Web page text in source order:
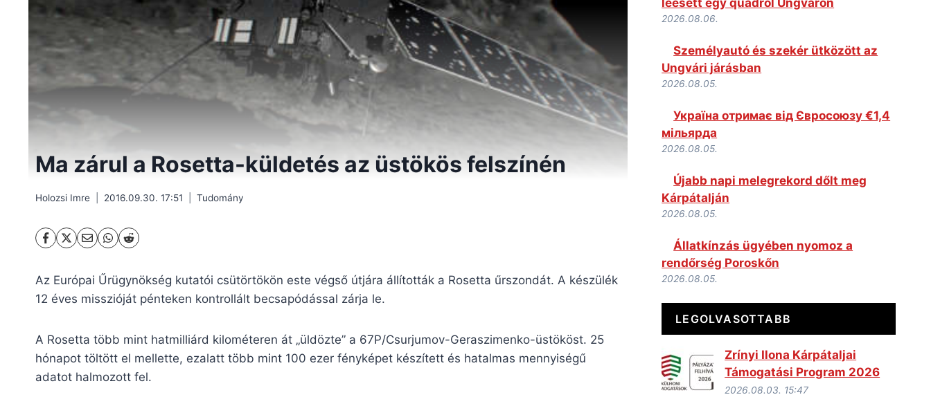
Ma zárul a Rosetta-küldetés az üstökös felszínén
Holozsi Imre 2016.09.30. 17:51 Tudomány
Az Európai Űrügynökség kutatói csütörtökön este végső útjára állították a Rosetta űrszondát. A készülék
12 éves misszióját pénteken kontrollált becsapódással zárja le.
A Rosetta több mint hatmilliárd kilométeren át „üldözte” a 67P/Csurjumov-Geraszimenko-üstököst. 25
hónapot töltött el mellette, ezalatt több mint 100 ezer fényképet készített és hatalmas mennyiségű
adatot halmozott fel.
2026.08.06.
Személyautó és szekér ütközött az
Ungvári járásban
2026.08.05.
Україна отримає від Євросоюзу €1,4
мільярда
2026.08.05.
Újabb napi melegrekord dőlt meg
Kárpátalján
2026.08.05.
Állatkínzás ügyében nyomoz a
rendőrség Poroskőn
2026.08.05.
LEGOLVASOTTABB
Zrínyi Ilona Kárpátaljai
Támogatási Program 2026
2026.08.03. 15:47